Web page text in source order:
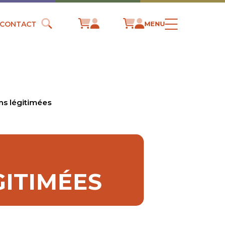
CONTACT MENU
légitimées